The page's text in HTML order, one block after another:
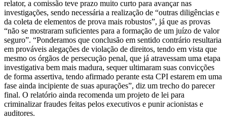
relator, a comissão teve prazo muito curto para avançar nas
investigações, sendo necessária a realização de “outras diligências e
da coleta de elementos de prova mais robustos”, já que as provas
“não se mostraram suficientes para a formação de um juízo de valor
seguro”. “Ponderamos que conclusão em sentido contrário resultaria
em prováveis alegações de violação de direitos, tendo em vista que
mesmo os órgãos de persecução penal, que já atravessam uma etapa
investigativa bem mais madura, sequer ultimaram suas convicções
de forma assertiva, tendo afirmado perante esta CPI estarem em uma
fase ainda incipiente de suas apurações”, diz um trecho do parecer
final. O relatório ainda recomenda um projeto de lei para
criminalizar fraudes feitas pelos executivos e punir acionistas e
auditores.